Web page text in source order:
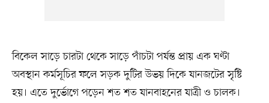
বিকেল সাড়ে চারটা থেকে সাড়ে পাঁচটা পর্যন্ত প্রায় এক ঘণ্টা
অবস্থান কর্মসূচির ফলে সড়ক দুটির উভয় দিকে যানজটের সৃষ্টি
হয়। এতে দুর্ভোগে পড়েন শত শত যানবাহনের যাত্রী ও চালক।